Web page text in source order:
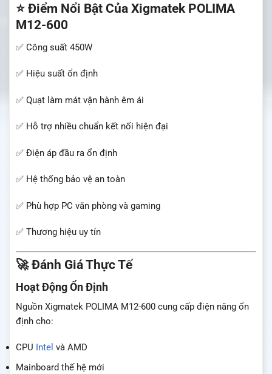
⭐ Điểm Nổi Bật Của Xigmatek POLIMA
M12-600
✅ Công suất 450W
✅ Hiệu suất ổn định
✅ Quạt làm mát vận hành êm ái
✅ Hỗ trợ nhiều chuẩn kết nối hiện đại
✅ Điện áp đầu ra ổn định
✅ Hệ thống bảo vệ an toàn
✅ Phù hợp PC văn phòng và gaming
✅ Thương hiệu uy tín
🚀 Đánh Giá Thực Tế
Hoạt Động Ổn Định
Nguồn Xigmatek POLIMA M12-600 cung cấp điện năng ổn
định cho:
CPU Intel và AMD
Mainboard thế hệ mới